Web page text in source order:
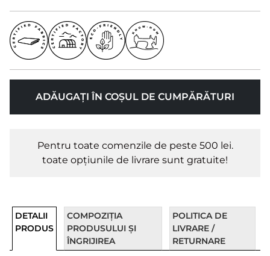
ADĂUGAȚI ÎN COȘUL DE CUMPĂRĂTURI
Pentru toate comenzile de peste 500 lei.
toate opțiunile de livrare sunt gratuite!
DETALII
PRODUS
COMPOZIȚIA
PRODUSULUI ȘI
ÎNGRIJIREA
POLITICA DE
LIVRARE /
RETURNARE